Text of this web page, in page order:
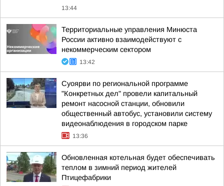
13:44
Территориальные управления Минюста
России активно взаимодействуют с
некоммерческим сектором
13:42
Суоярви по региональной программе
"Конкретных дел" провели капитальный
ремонт насосной станции, обновили
общественный автобус, установили систему
видеонаблюдения в городском парке
13:36
Обновленная котельная будет обеспечивать
теплом в зимний период жителей
Птицефабрики